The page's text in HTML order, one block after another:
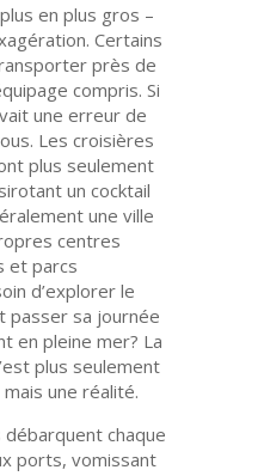
en plus gros –
Certains
près de
compris. Si
une erreur de
Les croisières
plus seulement
un cocktail
une ville
centres
et parcs
d’explorer le
passer sa journée
en pleine mer? La
plus seulement
une réalité.
chaque
ports, vomissant